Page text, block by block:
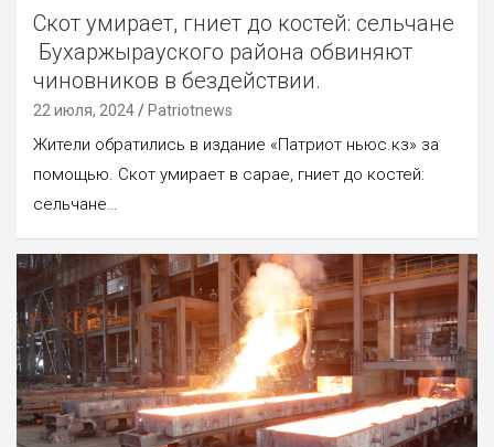
Скот умирает, гниет до костей: сельчане
Бухаржырауского района обвиняют
чиновников в бездействии.
22 июля, 2024 Patriotnews
Жители обратились в издание «Патриот ньюс.кз» за
помощью. Скот умирает в сарае, гниет до костей:
сельчане…